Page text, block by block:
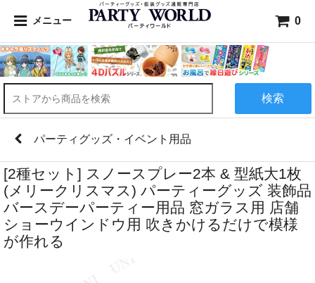
メニュー 0
検索
パーティグッズ・イベント用品
[2種セット] スノースプレー2本 & 型紙大1枚
(メリークリスマス) パーティーグッズ 装飾品
バースデーパーティー用品 窓ガラス用 店舗
ショーウインドウ用 吹きかけるだけで模様
が作れる